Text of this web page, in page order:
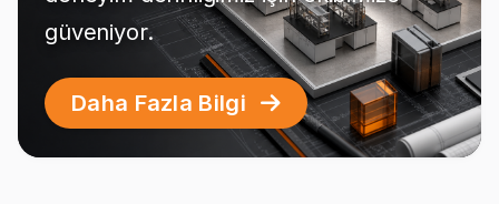
güveniyor.
Daha Fazla Bilgi